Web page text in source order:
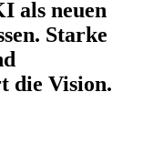
als neuen
Starke
die Vision.